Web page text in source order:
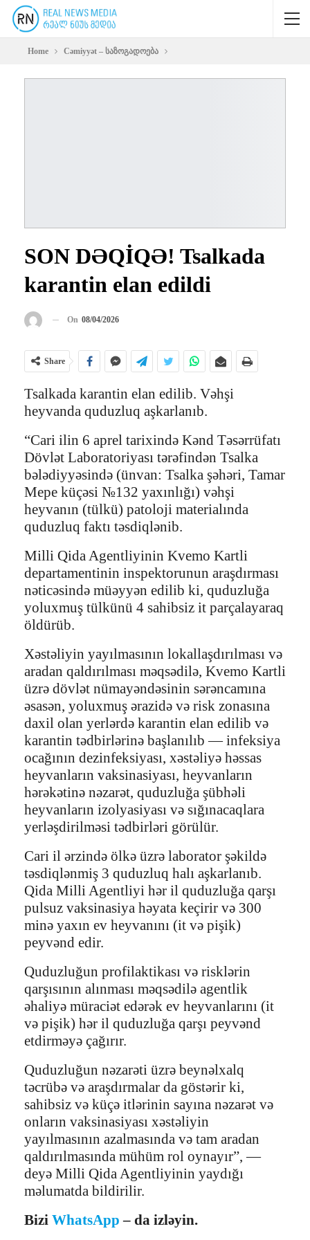
Home Cəmiyyət – საზოგადოება
SON DƏQİQƏ! Tsalkada
karantin elan edildi
On 08/04/2026
Share
Tsalkada karantin elan edilib. Vəhşi
heyvanda quduzluq aşkarlanıb.
“Cari ilin 6 aprel tarixində Kənd Təsərrüfatı
Dövlət Laboratoriyası tərəfindən Tsalka
bələdiyyəsində (ünvan: Tsalka şəhəri, Tamar
Mepe küçəsi №132 yaxınlığı) vəhşi
heyvanın (tülkü) patoloji materialında
quduzluq faktı təsdiqlənib.
Milli Qida Agentliyinin Kvemo Kartli
departamentinin inspektorunun araşdırması
nəticəsində müəyyən edilib ki, quduzluğa
yoluxmuş tülkünü 4 sahibsiz it parçalayaraq
öldürüb.
Xəstəliyin yayılmasının lokallaşdırılması və
aradan qaldırılması məqsədilə, Kvemo Kartli
üzrə dövlət nümayəndəsinin sərəncamına
əsasən, yoluxmuş ərazidə və risk zonasına
daxil olan yerlərdə karantin elan edilib və
karantin tədbirlərinə başlanılıb — infeksiya
ocağının dezinfeksiyası, xəstəliyə həssas
heyvanların vaksinasiyası, heyvanların
hərəkətinə nəzarət, quduzluğa şübhəli
heyvanların izolyasiyası və sığınacaqlara
yerləşdirilməsi tədbirləri görülür.
Cari il ərzində ölkə üzrə laborator şəkildə
təsdiqlənmiş 3 quduzluq halı aşkarlanıb.
Qida Milli Agentliyi hər il quduzluğa qarşı
pulsuz vaksinasiya həyata keçirir və 300
minə yaxın ev heyvanını (it və pişik)
peyvənd edir.
Quduzluğun profilaktikası və risklərin
qarşısının alınması məqsədilə agentlik
əhaliyə müraciət edərək ev heyvanlarını (it
və pişik) hər il quduzluğa qarşı peyvənd
etdirməyə çağırır.
Quduzluğun nəzarəti üzrə beynəlxalq
təcrübə və araşdırmalar da göstərir ki,
sahibsiz və küçə itlərinin sayına nəzarət və
onların vaksinasiyası xəstəliyin
yayılmasının azalmasında və tam aradan
qaldırılmasında mühüm rol oynayır”, —
deyə Milli Qida Agentliyinin yaydığı
məlumatda bildirilir.
Bizi WhatsApp – da izləyin.